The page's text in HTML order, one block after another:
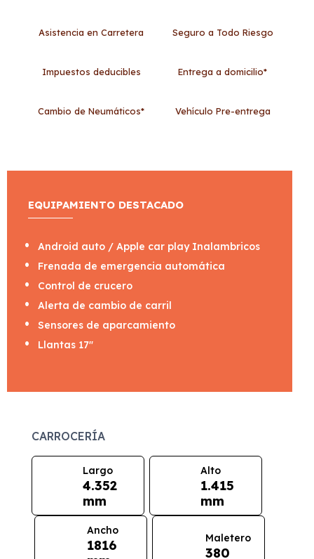
Asistencia en Carretera Seguro a Todo Riesgo
Impuestos deducibles Entrega a domicilio*
Cambio de Neumáticos* Vehículo Pre-entrega
EQUIPAMIENTO DESTACADO
Android auto / Apple car play Inalambricos
Frenada de emergencia automática
Control de crucero
Alerta de cambio de carril
Sensores de aparcamiento
Llantas 17"
CARROCERÍA
Largo
4.352
mm
Alto
1.415
mm
Ancho
1816
Maletero
380